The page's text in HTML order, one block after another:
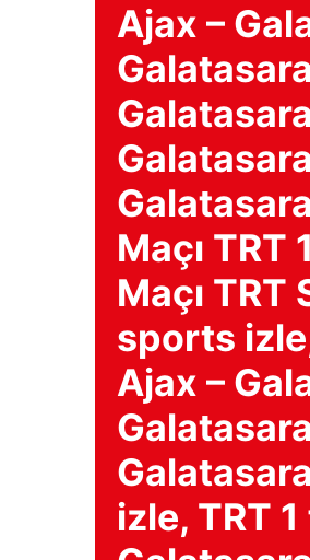
Ajax –
Maçı
Maçı TRT
sports
Ajax –
izle, TRT